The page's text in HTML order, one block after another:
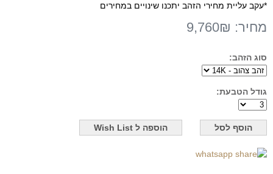
*עקב עליית מחירי הזהב יתכנו שינויים במחירים
מחיר: 9,760₪
סוג הזהב:
גודל הטבעת: